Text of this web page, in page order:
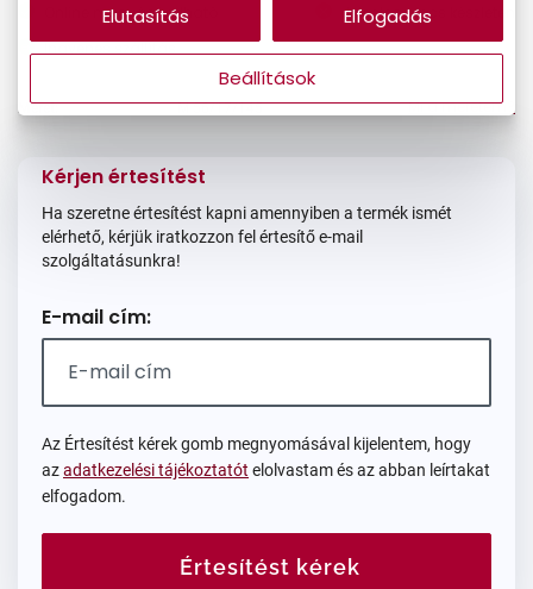
Online megvásárolható
Jelenleg nincs készleten
Ingyenes szállítás
Méret: M56/17/145 Mi a méretem?
Kérjen értesítést
Ha szeretne értesítést kapni amennyiben a termék ismét
elérhető, kérjük iratkozzon fel értesítő e-mail
szolgáltatásunkra!
E-mail cím:
Az Értesítést kérek gomb megnyomásával kijelentem, hogy
azadatkezelési tájékoztatót elolvastam és az abban leírtakat
elfogadom.
Értesítést kérek
Beállítások
Elutasítás Elfogadás